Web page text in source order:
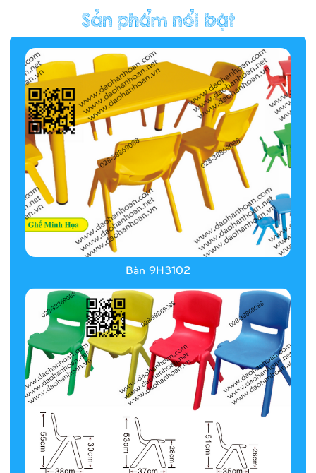
Hàng rào/nhà banh 9H5412
Bàn 9H3102